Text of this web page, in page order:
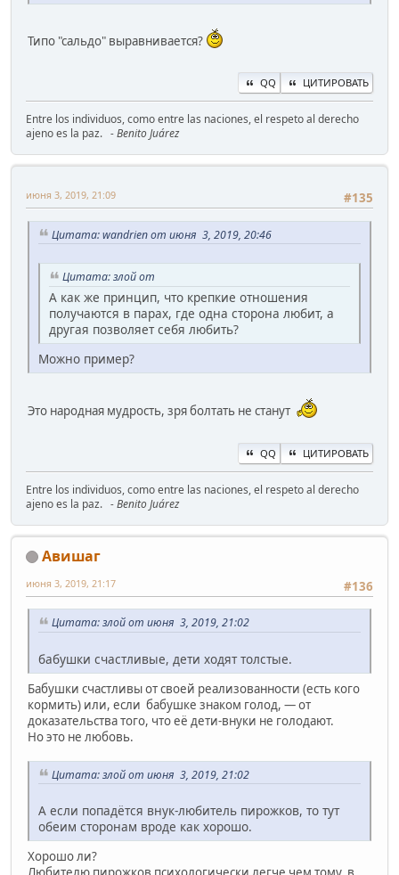
Типо "сальдо" выравнивается?
QQ ЦИТИРОВАТЬ
Entre los individuos, como entre las naciones, el respeto al derecho
ajeno es la paz. - Benito Juárez
#135
июня 3, 2019, 21:09
Цитата: wandrien от июня 3, 2019, 20:46
Цитата: злой от
А как же принцип, что крепкие отношения
получаются в парах, где одна сторона любит, а
другая позволяет себя любить?
Можно пример?
Это народная мудрость, зря болтать не станут
QQ ЦИТИРОВАТЬ
Entre los individuos, como entre las naciones, el respeto al derecho
ajeno es la paz. - Benito Juárez
Авишаг
#136
июня 3, 2019, 21:17
Цитата: злой от июня 3, 2019, 21:02
бабушки счастливые, дети ходят толстые.
Бабушки счастливы от своей реализованности (есть кого
кормить) или, если бабушке знаком голод, — от
доказательства того, что её дети-внуки не голодают.
Но это не любовь.
Цитата: злой от июня 3, 2019, 21:02
А если попадётся внук-любитель пирожков, то тут
обеим сторонам вроде как хорошо.
Хорошо ли?